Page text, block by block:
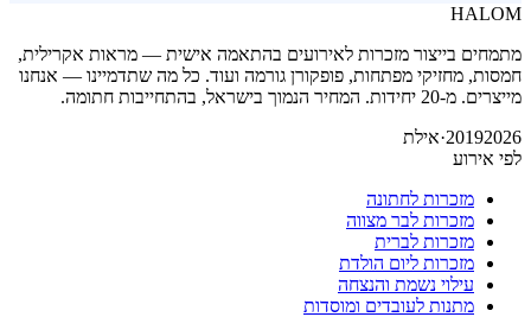
HALOM
מתמחים בייצור מזכרות לאירועים בהתאמה אישית — מראות אקרילית,
חמסות, מחזיקי מפתחות, פופקורן גורמה ועוד. כל מה שתדמיינו — אנחנו
מייצרים. מ-20 יחידות. המחיר הנמוך בישראל, בהתחייבות חתומה.
20192026
·אילת
לפי אירוע
מזכרות לחתונה
מזכרות לבר מצווה
מזכרות לברית
מזכרות ליום הולדת
עילוי נשמת והנצחה
מתנות לעובדים ומוסדות